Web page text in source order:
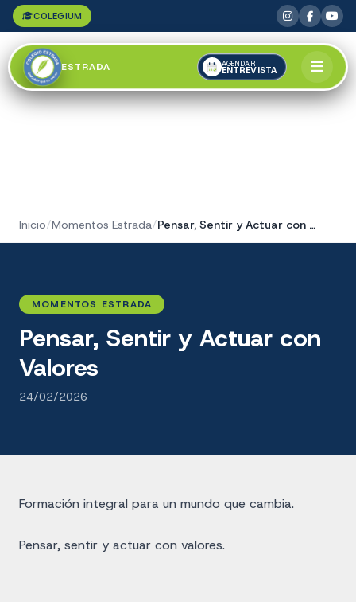
COLEGIUM
ESTRADA AGENDAR
ENTREVISTA
Inicio/Momentos Estrada/ Pensar, Sentir y Actuar con Valores
MOMENTOS ESTRADA
Pensar, Sentir y Actuar con
Valores
24/02/2026
Formación integral para un mundo que cambia.
Pensar, sentir y actuar con valores.